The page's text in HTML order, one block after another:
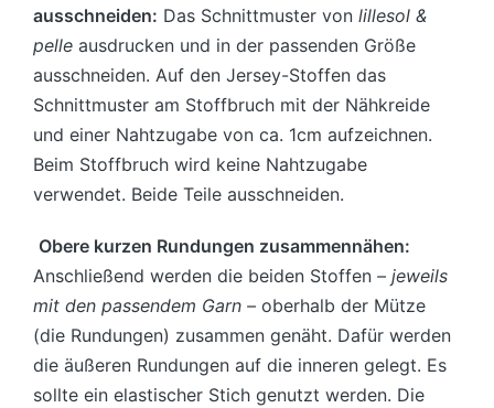
ausschneiden: Das Schnittmuster von lillesol &
pelle ausdrucken und in der passenden Größe
ausschneiden. Auf den Jersey-Stoffen das
Schnittmuster am Stoffbruch mit der Nähkreide
und einer Nahtzugabe von ca. 1cm aufzeichnen.
Beim Stoffbruch wird keine Nahtzugabe
verwendet. Beide Teile ausschneiden.
Obere kurzen Rundungen zusammennähen:
Anschließend werden die beiden Stoffen – jeweils
mit den passendem Garn – oberhalb der Mütze
(die Rundungen) zusammen genäht. Dafür werden
die äußeren Rundungen auf die inneren gelegt. Es
sollte ein elastischer Stich genutzt werden. Die